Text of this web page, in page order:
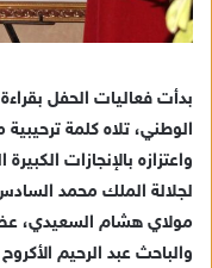
بدأت فعاليات الحفل
الوطني، تلاه كلمة
واعتزازه بالإنجازات
لجلالة الملك محمد
مولاي هشام السعيدي،
والباحث عبد الرحيم